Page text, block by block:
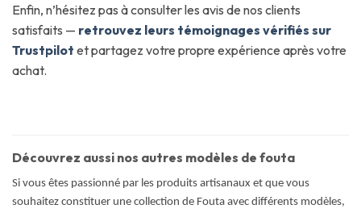
Enfin, n’hésitez pas à consulter les avis de nos clients
satisfaits — retrouvez leurs témoignages vérifiés sur
Trustpilot et partagez votre propre expérience après votre
achat.
Découvrez aussi nos autres modèles de fouta
Si vous êtes passionné par les produits artisanaux et que vous
souhaitez constituer une collection de Fouta avec différents modèles,